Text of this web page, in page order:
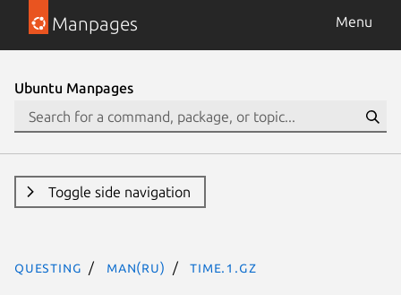
Manpages Menu
Ubuntu Manpages
Toggle side navigation
questing man(ru) time.1.gz